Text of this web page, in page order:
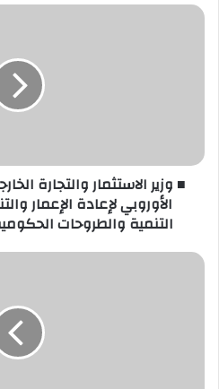
■
البنك
الأوروبي
تعزيز
■ وزير الاستثمار والتجارة
الأوروبي لإعادة الإعمار
التنمية والطروحات
وزير